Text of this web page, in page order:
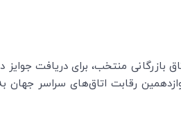
رقابت اتاق‌های سراسر جهان به